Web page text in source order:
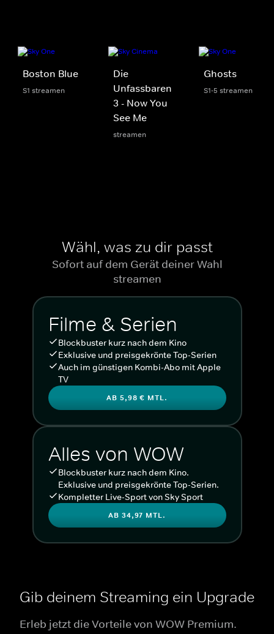
Boston Blue
S1 streamen
Die
Unfassbaren
3 - Now You
See Me
streamen
Ghosts
S1-5 streamen
Wähl, was zu dir passt
Sofort auf dem Gerät deiner Wahl
streamen
Filme & Serien
Blockbuster kurz nach dem Kino
Exklusive und preisgekrönte Top-Serien
Auch im günstigen Kombi-Abo mit Apple
TV
AB 5,98 € MTL.
Alles von WOW
Blockbuster kurz nach dem Kino.
Exklusive und preisgekrönte Top-Serien.
Kompletter Live-Sport von Sky Sport
AB 34,97 MTL.
Gib deinem Streaming ein Upgrade
Erleb jetzt die Vorteile von WOW Premium.